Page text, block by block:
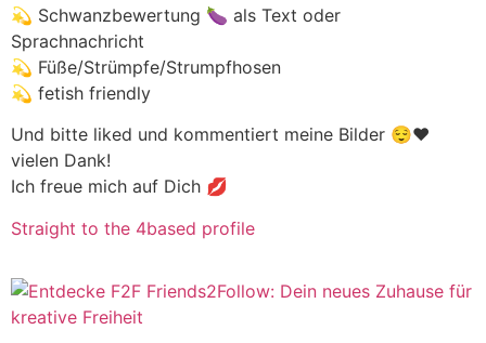
💫 Schwanzbewertung 🍆 als Text oder
Sprachnachricht
💫 Füße/Strümpfe/Strumpfhosen
💫 fetish friendly
Und bitte liked und kommentiert meine Bilder 😌❤️
vielen Dank!
Ich freue mich auf Dich 💋
Straight to the 4based profile